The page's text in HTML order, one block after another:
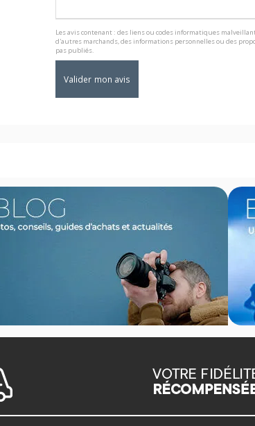
Les avis contenant : des liens ou codes informatiques
d'autres marchands, des informations personnelles ou des
pas publiés.